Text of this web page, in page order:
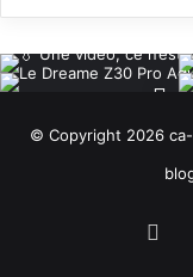
© Copyright 2026